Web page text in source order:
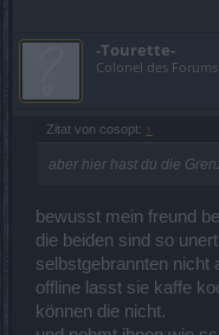
-Tourette-
Colonel des Forums
Zitat von cosopt: ↑
aber hier hast du die
bewusst mein freund
die beiden sind so
selbstgebrannten nicht
offline lasst sie kaffe
können die nicht.